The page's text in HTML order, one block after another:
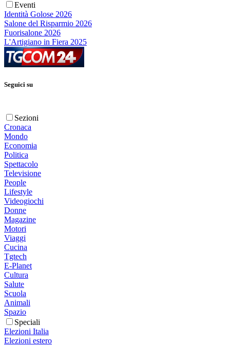
Eventi
Identità Golose 2026
Salone del Risparmio 2026
Fuorisalone 2026
L'Artigiano in Fiera 2025
Seguici su
Sezioni
Cronaca
Mondo
Economia
Politica
Spettacolo
Televisione
People
Lifestyle
Videogiochi
Donne
Magazine
Motori
Viaggi
Cucina
Tgtech
E-Planet
Cultura
Salute
Scuola
Animali
Spazio
Speciali
Elezioni Italia
Elezioni estero